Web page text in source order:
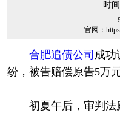
时
官网：
合肥追债公司 成功
纷，被告赔偿原告5万
初夏午后，审判